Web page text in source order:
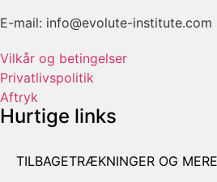
E-mail: info@evolute-institute.com
Vilkår og betingelser
Privatlivspolitik
Aftryk
Hurtige links
TILBAGETRÆKNINGER OG MERE